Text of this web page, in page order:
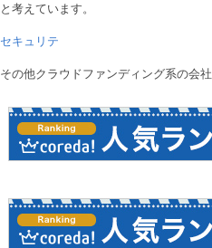
と考えています。
セキュリテ
その他クラウドファンディング系の会社